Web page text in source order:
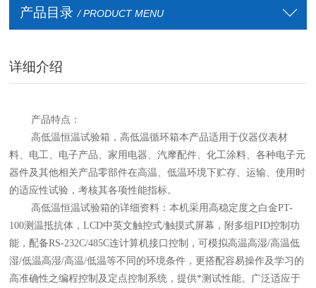
产品目录 / PRODUCT MENU
详细介绍
产品特点：
高低温恒温试验箱 ，高低温循环箱本产品适用于仪器仪表材
料、电工、电子产品、家用电器、汽摩配件、化工涂料、各种电子元
器件及其他相关产品零部件在高温、低温环境下贮存、运输、使用时
的适应性试验，考核其各项性能指标。
高低温恒温试验箱的详细资料 ：本机采用高稳定度之白金PT-
100测温抵抗体，LCD中英文触控式/触摸式屏幕，附多组PID控制功
能，配备RS-232C/485C连计算机接口控制，可模拟高温高湿/高温低
湿/低温高湿/高温/低温等不同的环境条件，更搭配容易操作及学习的
高准确性之编程控制及定点控制系统，提供*测试性能。广泛适应于